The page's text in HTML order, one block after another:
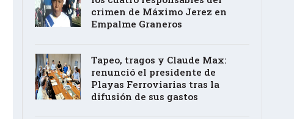
crimen de Máximo Jerez en
Empalme Graneros
Tapeo, tragos y Claude Max:
renunció el presidente de
Playas Ferroviarias tras la
difusión de sus gastos